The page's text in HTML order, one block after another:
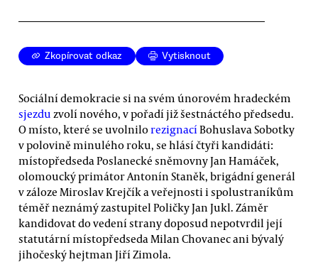
Zkopírovat odkaz Vytisknout
Sociální demokracie si na svém únorovém hradeckém
sjezdu zvolí nového, v pořadí již šestnáctého předsedu.
O místo, které se uvolnilorezignací Bohuslava Sobotky
v polovině minulého roku, se hlásí čtyři kandidáti:
místopředseda Poslanecké sněmovny Jan Hamáček,
olomoucký primátor Antonín Staněk, brigádní generál
v záloze Miroslav Krejčík a veřejnosti i spolustraníkům
téměř neznámý zastupitel Poličky Jan Jukl. Záměr
kandidovat do vedení strany doposud nepotvrdil její
statutární místopředseda Milan Chovanec ani bývalý
jihočeský hejtman Jiří Zimola.